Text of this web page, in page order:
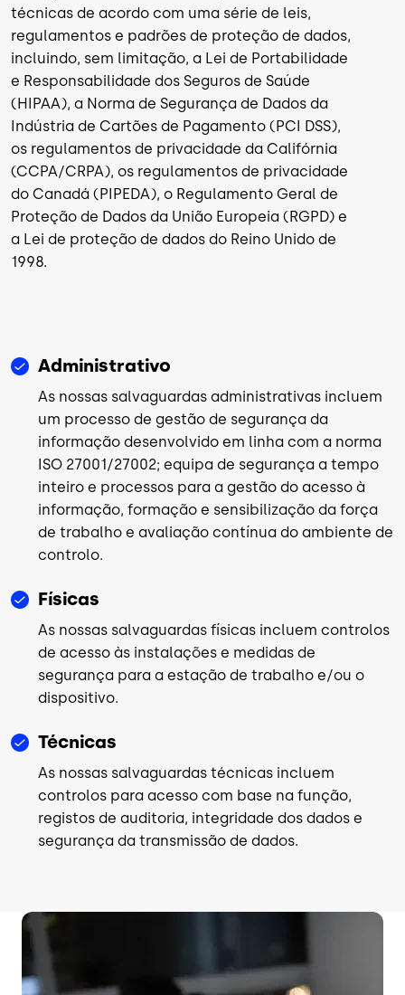
técnicas de acordo com uma série de leis,
regulamentos e padrões de proteção de dados,
incluindo, sem limitação, a Lei de Portabilidade
e Responsabilidade dos Seguros de Saúde
(HIPAA), a Norma de Segurança de Dados da
Indústria de Cartões de Pagamento (PCI DSS),
os regulamentos de privacidade da Califórnia
(CCPA/CRPA), os regulamentos de privacidade
do Canadá (PIPEDA), o Regulamento Geral de
Proteção de Dados da União Europeia (RGPD) e
a Lei de proteção de dados do Reino Unido de
1998.
Administrativo
As nossas salvaguardas administrativas incluem
um processo de gestão de segurança da
informação desenvolvido em linha com a norma
ISO 27001/27002; equipa de segurança a tempo
inteiro e processos para a gestão do acesso à
informação, formação e sensibilização da força
de trabalho e avaliação contínua do ambiente de
controlo.
Físicas
As nossas salvaguardas físicas incluem controlos
de acesso às instalações e medidas de
segurança para a estação de trabalho e/ou o
dispositivo.
Técnicas
As nossas salvaguardas técnicas incluem
controlos para acesso com base na função,
registos de auditoria, integridade dos dados e
segurança da transmissão de dados.
Imagem